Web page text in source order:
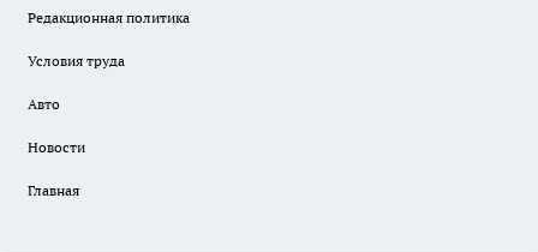
Редакционная политика
Условия труда
Авто
Новости
Главная